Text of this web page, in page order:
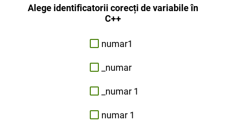
Alege identificatorii corecți de variabile în
C++
numar1
_numar
_numar 1
numar 1